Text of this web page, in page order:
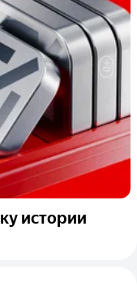
истории